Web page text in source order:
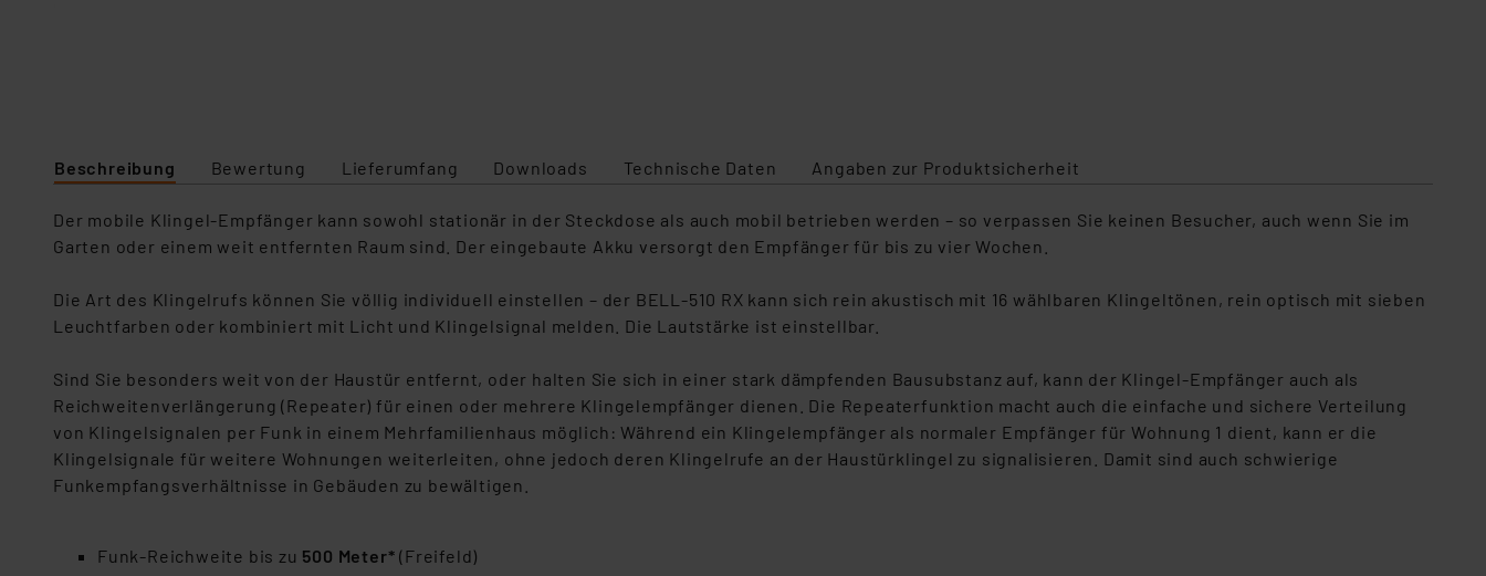
Beschreibung Bewertung Lieferumfang Downloads Technische Daten Angaben zur Produktsicherheit
Der mobile Klingel-Empfänger kann sowohl stationär in der Steckdose als auch mobil betrieben werden – so verpassen Sie keinen Besucher, auch wenn Sie im
Garten oder einem weit entfernten Raum sind. Der eingebaute Akku versorgt den Empfänger für bis zu vier Wochen.
Die Art des Klingelrufs können Sie völlig individuell einstellen – der BELL-510 RX kann sich rein akustisch mit 16 wählbaren Klingeltönen, rein optisch mit sieben
Leuchtfarben oder kombiniert mit Licht und Klingelsignal melden. Die Lautstärke ist einstellbar.
Sind Sie besonders weit von der Haustür entfernt, oder halten Sie sich in einer stark dämpfenden Bausubstanz auf, kann der Klingel-Empfänger auch als
Reichweitenverlängerung (Repeater) für einen oder mehrere Klingelempfänger dienen. Die Repeaterfunktion macht auch die einfache und sichere Verteilung
von Klingelsignalen per Funk in einem Mehrfamilienhaus möglich: Während ein Klingelempfänger als normaler Empfänger für Wohnung 1 dient, kann er die
Klingelsignale für weitere Wohnungen weiterleiten, ohne jedoch deren Klingelrufe an der Haustürklingel zu signalisieren. Damit sind auch schwierige
Funkempfangsverhältnisse in Gebäuden zu bewältigen.
Funk-Reichweite bis zu 500 Meter* (Freifeld)